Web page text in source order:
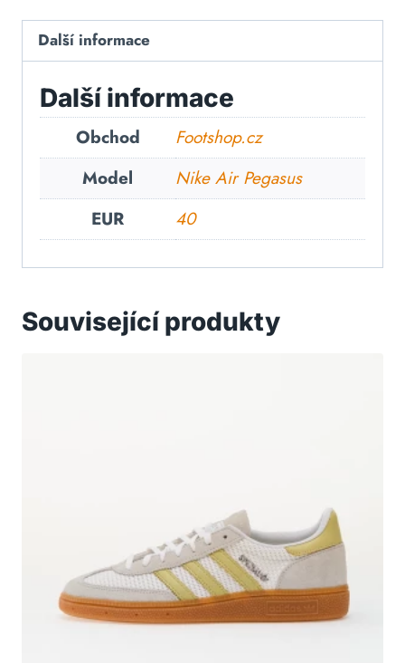
Další informace
Další informace
Obchod
Footshop.cz
Model
Nike Air Pegasus
EUR
40
Související produkty